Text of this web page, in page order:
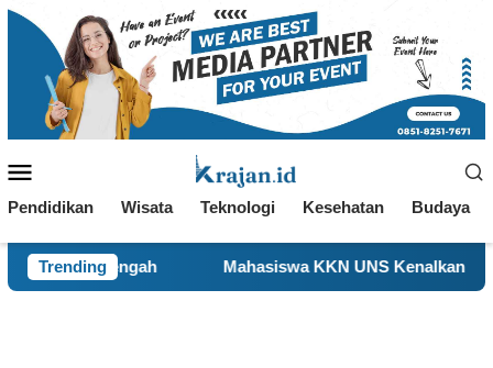
Loncat
Mobile
Pendidikan Wisata Teknologi Kesehatan Budaya
Trending
Tengah Mahasiswa KKN UNS Kenalkan Kebiasaan